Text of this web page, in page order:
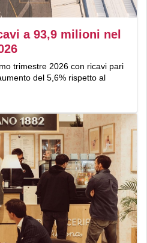
a 93,9 milioni nel
trimestre 2026 con ricavi pari
del 5,6% rispetto al